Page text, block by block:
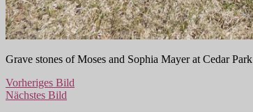
Grave stones of Moses and Sophia Mayer at Cedar
Vorheriges Bild
Nächstes Bild